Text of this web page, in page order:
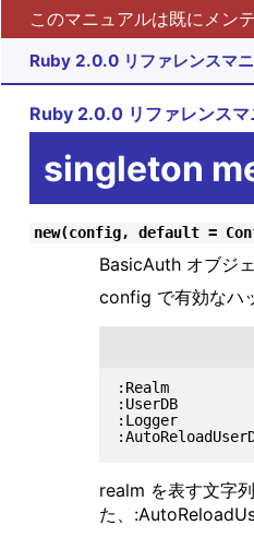
このマニュアルは既にメン
Ruby 2.0.0 リファレンスマ
Ruby 2.0.0 リファレンスマ
singleton
new(config, default =
BasicAuth オブジ
config で有効なハ
:Realm
:UserDB
:Logger
realm を表す文字
た、